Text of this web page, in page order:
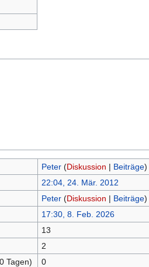
Peter (Diskussion | Beiträge)
22:04, 24. Mär. 2012
Peter (Diskussion | Beiträge)
17:30, 8. Feb. 2026
13
2
Tagen)
0